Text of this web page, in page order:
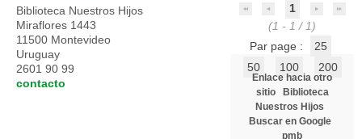
1
(1 - 1 / 1)
Par page :
25
50
100 200
Enlace hacia otro
sitio
Biblioteca
Nuestros Hijos
Buscar en Google
pmb
Biblioteca Nuestros Hijos
Miraflores 1443
11500 Montevideo
Uruguay
2601 90 99
contacto